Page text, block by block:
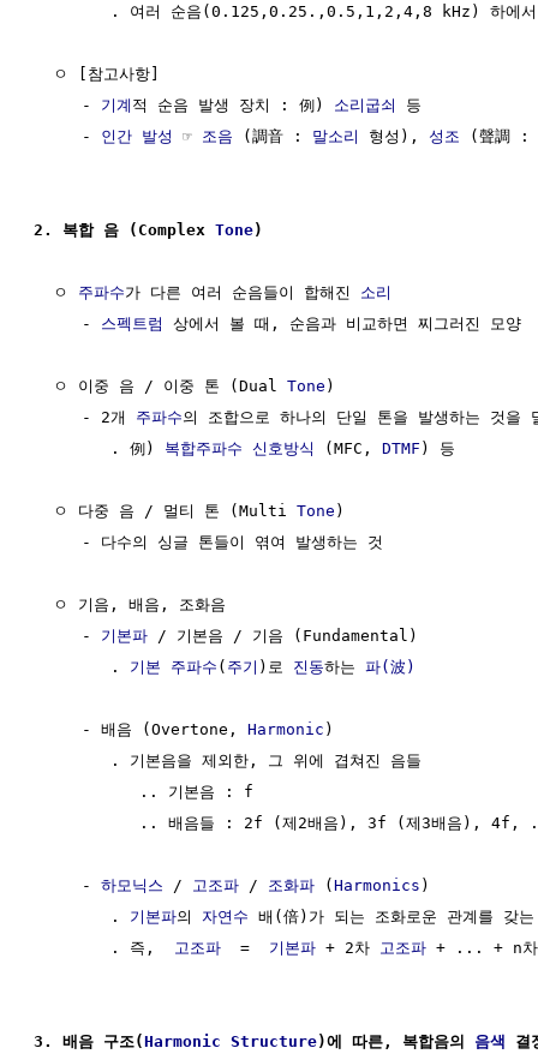
. 여러 순음(0.125,0.25.,0.5,1,2,4,8 kHz) 하에
  ㅇ [참고사항]
     -
기계 적 순음 발생 장치 : 例) 소리굽쇠
등
     -
인간 발성 ☞ 조음 (調音 : 말소리 형성), 성조 (聲調 :
2. 복합 음 (Complex Tone)
  ㅇ
주파수가 다른 여러 순음들이 합해진 소리
     -
스펙트럼 상에서 볼 때, 순음과 비교하면 찌그러진 모양
  ㅇ 이중 음 / 이중 톤 (Dual
Tone )
     - 2개
주파수의 조합으로 하나의 단일 톤을 발생하는 것을
        . 例)
복합주파수 신호방식 (MFC, DTMF ) 등
  ㅇ 다중 음 / 멀티 톤 (Multi
Tone )
     - 다수의 싱글 톤들이 엮여 발생하는 것
  ㅇ 기음, 배음, 조화음
     -
기본파 / 기본음 / 기음 (Fundamental)
        .
기본 주파수 ( 주기 )로 진동하는 파(波)
     - 배음 (Overtone,
Harmonic )
        . 기본음을 제외한, 그 위에 겹쳐진 음들
           .. 기본음 : f
.. 배음들 : 2f (제2배음), 3f (제3배음), 4f,
     -
하모닉스 / 고조파 / 조화파 (Harmonics )
        .
기본파의 자연수 배(倍)가 되는 조화로운 관계를 갖
        . 즉,
고조파
  =
기본파 + 2차 고조파 + ... + n
3. 배음 구조(Harmonic Structure)에 따른, 복합음의 음색 결